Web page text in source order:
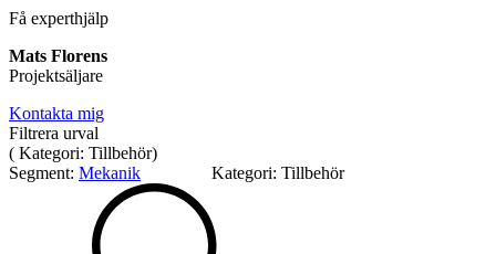
LinjärenheterAxelkopplingar
Positionsvisare / Mätklockor
Pulsgivare / Encoders
Wire-moduler
Få experthjälp
Mats Florens
Projektsäljare
Kontakta mig
Filtrera urval
( Kategori: Tillbehör)
Segment: Mekanik Kategori:Tillbehör